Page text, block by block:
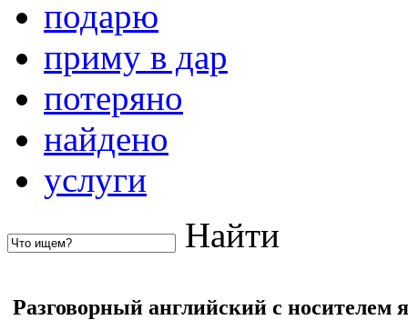
подарю
приму в дар
потеряно
найдено
услуги
Найти
Разговорный английский с носителем